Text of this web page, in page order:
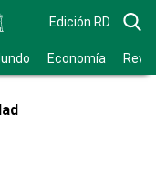
Edición RD
Economía